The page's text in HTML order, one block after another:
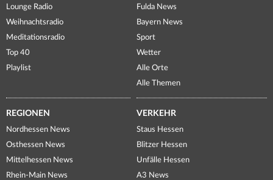
Lounge Radio
Weihnachtsradio
Meditationsradio
Top 40
Playlist
Fulda News
Bayern News
Sport
Wetter
Alle Orte
Alle Themen
REGIONEN
Nordhessen News
Osthessen News
Mittelhessen News
Rhein-Main News
VERKEHR
Staus Hessen
Blitzer Hessen
Unfälle Hessen
A3 News